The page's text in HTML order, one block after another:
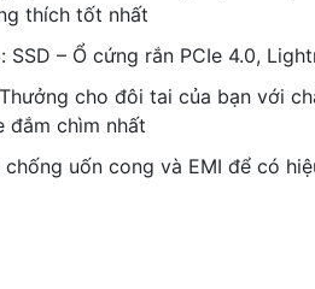
thích tốt nhất
SSD – Ổ cứng rắn PCIe 4.0,
cho đôi tai của bạn với
đắm chìm nhất
uốn cong và EMI để có